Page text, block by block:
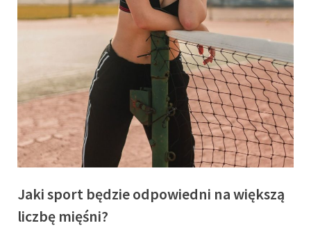
Jaki sport będzie odpowiedni na większą
liczbę mięśni?